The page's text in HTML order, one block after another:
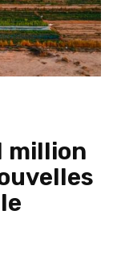
million